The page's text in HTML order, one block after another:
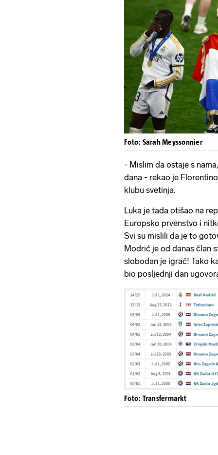
Foto: Sarah Meyssonnier
- Mislim da ostaje s
dana - rekao je
klubu svetinja.
Luka je tada otišao na
Europsko prvenstvo i
Svi su mislili da je to
Modrić je od danas član
slobodan je igrač! Tako
bio posljednji dan
Foto: Transfermarkt